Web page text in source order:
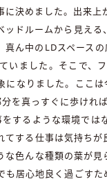
決めました。出来
ドルームから見え
ん中のLDスペース
いました。そこで、
になりました。ここ
を真っすぐに歩け
するような環境で
する仕事は気持ち
色んな種類の葉が
居心地良く過ごす